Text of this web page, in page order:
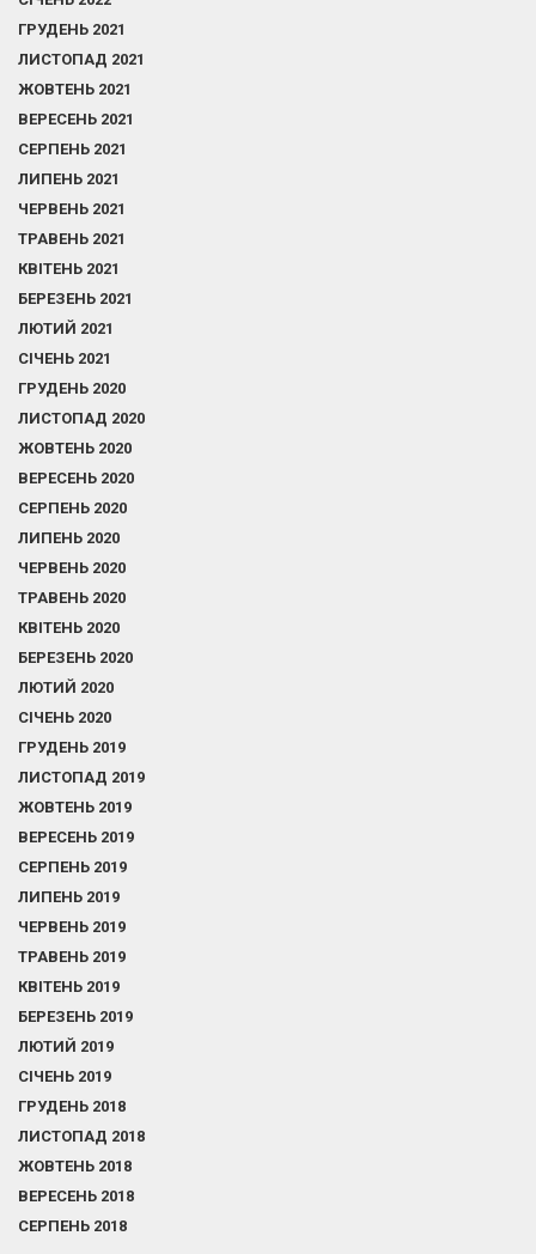
ГРУДЕНЬ 2021
ЛИСТОПАД 2021
ЖОВТЕНЬ 2021
ВЕРЕСЕНЬ 2021
СЕРПЕНЬ 2021
ЛИПЕНЬ 2021
ЧЕРВЕНЬ 2021
ТРАВЕНЬ 2021
КВІТЕНЬ 2021
БЕРЕЗЕНЬ 2021
ЛЮТИЙ 2021
СІЧЕНЬ 2021
ГРУДЕНЬ 2020
ЛИСТОПАД 2020
ЖОВТЕНЬ 2020
ВЕРЕСЕНЬ 2020
СЕРПЕНЬ 2020
ЛИПЕНЬ 2020
ЧЕРВЕНЬ 2020
ТРАВЕНЬ 2020
КВІТЕНЬ 2020
БЕРЕЗЕНЬ 2020
ЛЮТИЙ 2020
СІЧЕНЬ 2020
ГРУДЕНЬ 2019
ЛИСТОПАД 2019
ЖОВТЕНЬ 2019
ВЕРЕСЕНЬ 2019
СЕРПЕНЬ 2019
ЛИПЕНЬ 2019
ЧЕРВЕНЬ 2019
ТРАВЕНЬ 2019
КВІТЕНЬ 2019
БЕРЕЗЕНЬ 2019
ЛЮТИЙ 2019
СІЧЕНЬ 2019
ГРУДЕНЬ 2018
ЛИСТОПАД 2018
ЖОВТЕНЬ 2018
ВЕРЕСЕНЬ 2018
СЕРПЕНЬ 2018